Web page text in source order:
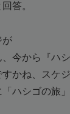
答。
が
、今から『ハ
かね、スケジ
ハシゴの旅